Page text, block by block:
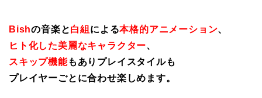
Bishの音楽と白組 による本格的アニメーション、
ヒト化した美麗なキャラクター、
スキップ機能もありプレイスタイルも
プレイヤーごとに合わせ楽しめます。